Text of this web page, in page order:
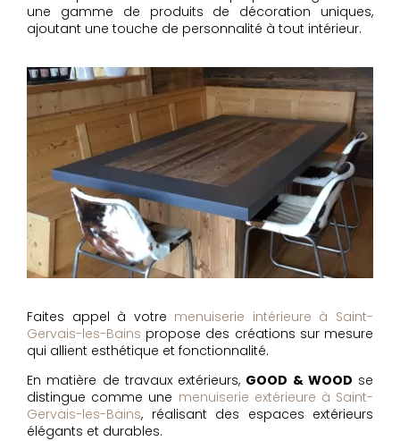
une gamme de produits de décoration uniques,
ajoutant une touche de personnalité à tout intérieur.
Faites appel à votre menuiserie intérieure à Saint-
Gervais-les-Bains propose des créations sur mesure
qui allient esthétique et fonctionnalité.
En matière de travaux extérieurs, GOOD & WOOD se
distingue comme une menuiserie extérieure à Saint-
Gervais-les-Bains, réalisant des espaces extérieurs
élégants et durables.